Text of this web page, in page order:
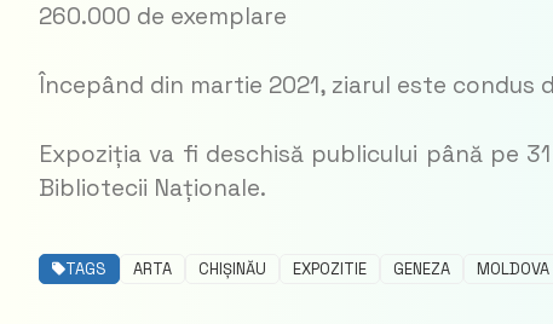
260.000 de exemplare
Începând din martie 2021, ziarul este condus
Expoziția va fi deschisă publicului până pe
Bibliotecii Naționale.
TAGS ARTA CHIȘINĂU EXPOZITIE GENEZA MOLDOVA